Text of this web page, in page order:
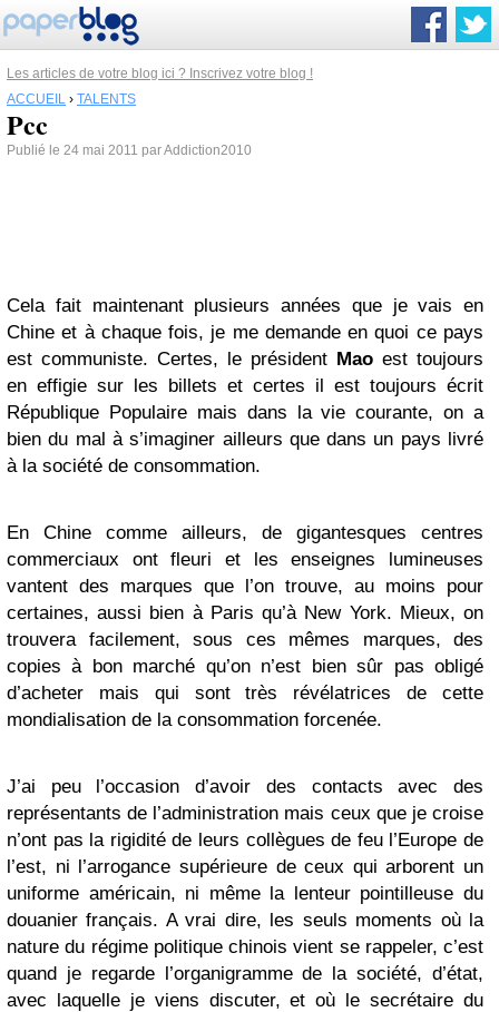
Les articles de votre blog ici ? Inscrivez votre blog !
ACCUEIL › TALENTS
Pcc
Publié le 24 mai 2011 par Addiction2010
Cela fait maintenant plusieurs années que je vais en
Chine et à chaque fois, je me demande en quoi ce pays
est communiste. Certes, le président Mao est toujours
en effigie sur les billets et certes il est toujours écrit
République Populaire mais dans la vie courante, on a
bien du mal à s’imaginer ailleurs que dans un pays livré
à la société de consommation.
En Chine comme ailleurs, de gigantesques centres
commerciaux ont fleuri et les enseignes lumineuses
vantent des marques que l’on trouve, au moins pour
certaines, aussi bien à Paris qu’à New York. Mieux, on
trouvera facilement, sous ces mêmes marques, des
copies à bon marché qu’on n’est bien sûr pas obligé
d’acheter mais qui sont très révélatrices de cette
mondialisation de la consommation forcenée.
J’ai peu l’occasion d’avoir des contacts avec des
représentants de l’administration mais ceux que je croise
n’ont pas la rigidité de leurs collègues de feu l’Europe de
l’est, ni l’arrogance supérieure de ceux qui arborent un
uniforme américain, ni même la lenteur pointilleuse du
douanier français. A vrai dire, les seuls moments où la
nature du régime politique chinois vient se rappeler, c’est
quand je regarde l’organigramme de la société, d’état,
avec laquelle je viens discuter, et où le secrétaire du